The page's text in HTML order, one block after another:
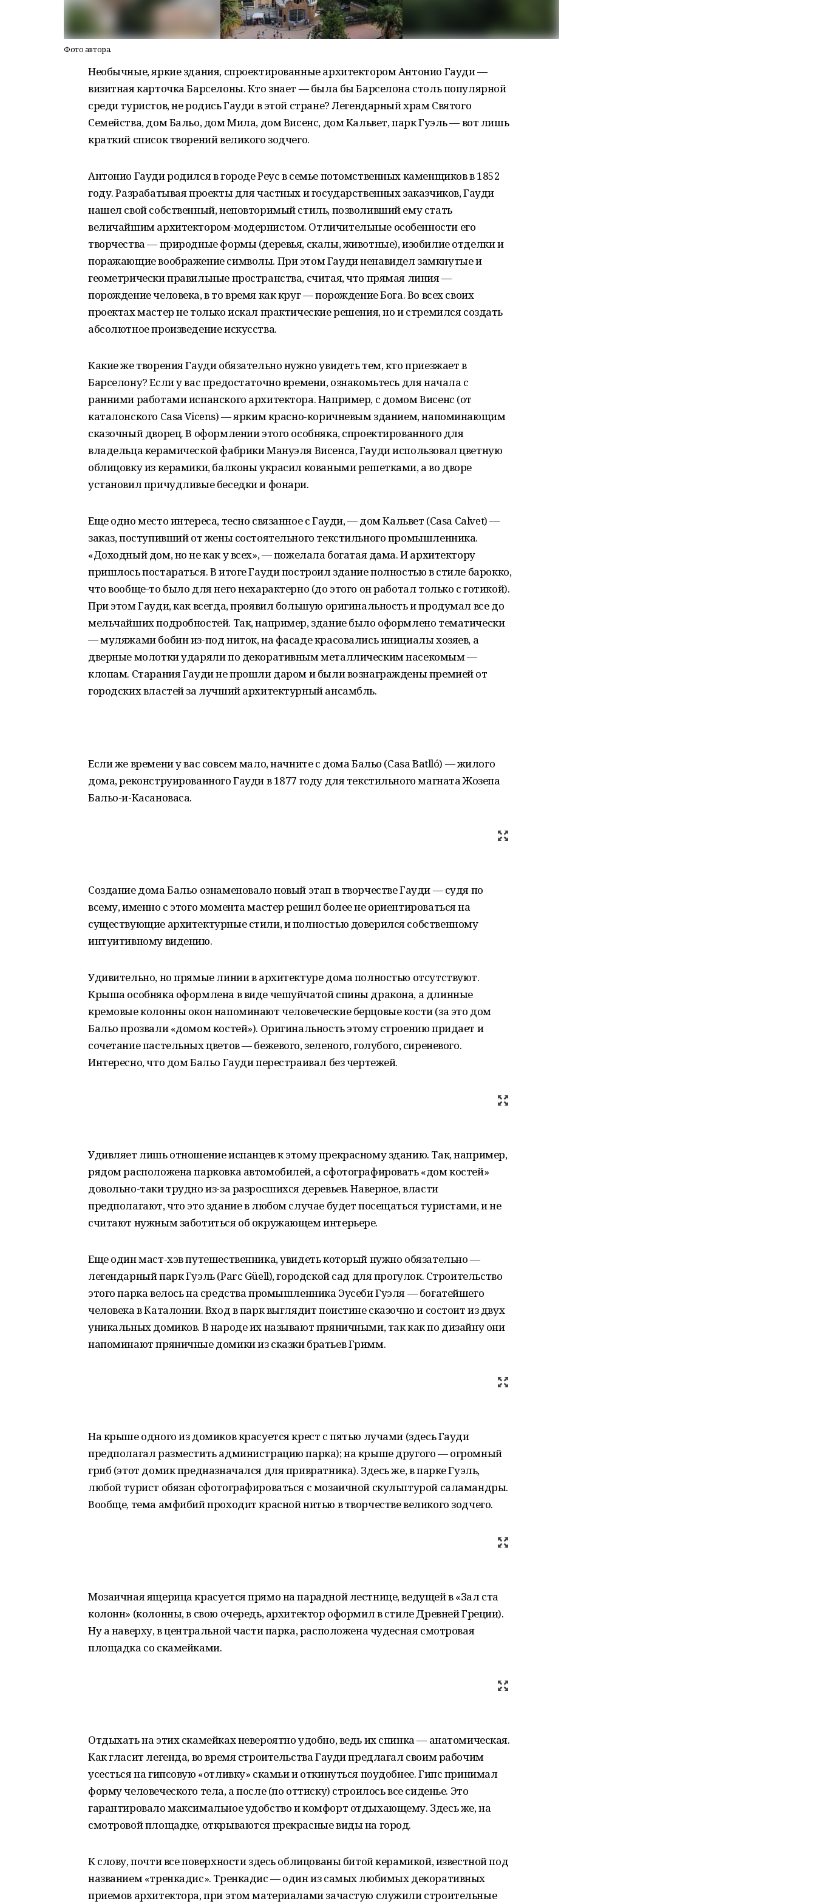
Фото автора.
Необычные, яркие здания, спроектированные архитектором Антонио Гауди —
визитная карточка Барселоны. Кто знает — была бы Барселона столь популярной
среди туристов, не родись Гауди в этой стране? Легендарный храм Святого
Семейства, дом Бальо, дом Мила, дом Висенс, дом Кальвет, парк Гуэль — вот лишь
краткий список творений великого зодчего.
Антонио Гауди родился в городе Реус в семье потомственных каменщиков в 1852
году. Разрабатывая проекты для частных и государственных заказчиков, Гауди
нашел свой собственный, неповторимый стиль, позволивший ему стать
величайшим архитектором-модернистом. Отличительные особенности его
творчества — природные формы (деревья, скалы, животные), изобилие отделки и
поражающие воображение символы. При этом Гауди ненавидел замкнутые и
геометрически правильные пространства, считая, что прямая линия —
порождение человека, в то время как круг — порождение Бога. Во всех своих
проектах мастер не только искал практические решения, но и стремился создать
абсолютное произведение искусства.
Какие же творения Гауди обязательно нужно увидеть тем, кто приезжает в
Барселону? Если у вас предостаточно времени, ознакомьтесь для начала с
ранними работами испанского архитектора. Например, с домом Висенс (от
каталонского Casa Vicens) — ярким красно-коричневым зданием, напоминающим
сказочный дворец. В оформлении этого особняка, спроектированного для
владельца керамической фабрики Мануэля Висенса, Гауди использовал цветную
облицовку из керамики, балконы украсил коваными решетками, а во дворе
установил причудливые беседки и фонари.
Еще одно место интереса, тесно связанное с Гауди, — дом Кальвет (Casa Calvet) —
заказ, поступивший от жены состоятельного текстильного промышленника.
«Доходный дом, но не как у всех», — пожелала богатая дама. И архитектору
пришлось постараться. В итоге Гауди построил здание полностью в стиле барокко,
что вообще-то было для него нехарактерно (до этого он работал только с готикой).
При этом Гауди, как всегда, проявил большую оригинальность и продумал все до
мельчайших подробностей. Так, например, здание было оформлено тематически
— муляжами бобин из-под ниток, на фасаде красовались инициалы хозяев, а
дверные молотки ударяли по декоративным металлическим насекомым —
клопам. Старания Гауди не прошли даром и были вознаграждены премией от
городских властей за лучший архитектурный ансамбль.
Если же времени у вас совсем мало, начните с дома Бальо (Casa Batlló) — жилого
дома, реконструированного Гауди в 1877 году для текстильного магната Жозепа
Бальо-и-Касановаса.
Создание дома Бальо ознаменовало новый этап в творчестве Гауди — судя по
всему, именно с этого момента мастер решил более не ориентироваться на
существующие архитектурные стили, и полностью доверился собственному
интуитивному видению.
Удивительно, но прямые линии в архитектуре дома полностью отсутствуют.
Крыша особняка оформлена в виде чешуйчатой спины дракона, а длинные
кремовые колонны окон напоминают человеческие берцовые кости (за это дом
Бальо прозвали «домом костей»). Оригинальность этому строению придает и
сочетание пастельных цветов — бежевого, зеленого, голубого, сиреневого.
Интересно, что дом Бальо Гауди перестраивал без чертежей.
Удивляет лишь отношение испанцев к этому прекрасному зданию. Так, например,
рядом расположена парковка автомобилей, а сфотографировать «дом костей»
довольно-таки трудно из-за разросшихся деревьев. Наверное, власти
предполагают, что это здание в любом случае будет посещаться туристами, и не
считают нужным заботиться об окружающем интерьере.
Еще один маст-хэв путешественника, увидеть который нужно обязательно —
легендарный парк Гуэль (Parc Güell), городской сад для прогулок. Строительство
этого парка велось на средства промышленника Эусеби Гуэля — богатейшего
человека в Каталонии. Вход в парк выглядит поистине сказочно и состоит из двух
уникальных домиков. В народе их называют пряничными, так как по дизайну они
напоминают пряничные домики из сказки братьев Гримм.
На крыше одного из домиков красуется крест с пятью лучами (здесь Гауди
предполагал разместить администрацию парка); на крыше другого — огромный
гриб (этот домик предназначался для привратника). Здесь же, в парке Гуэль,
любой турист обязан сфотографироваться с мозаичной скульптурой саламандры.
Вообще, тема амфибий проходит красной нитью в творчестве великого зодчего.
Мозаичная ящерица красуется прямо на парадной лестнице, ведущей в «Зал ста
колонн» (колонны, в свою очередь, архитектор оформил в стиле Древней Греции).
Ну а наверху, в центральной части парка, расположена чудесная смотровая
площадка со скамейками.
Отдыхать на этих скамейках невероятно удобно, ведь их спинка — анатомическая.
Как гласит легенда, во время строительства Гауди предлагал своим рабочим
усесться на гипсовую «отливку» скамьи и откинуться поудобнее. Гипс принимал
форму человеческого тела, а после (по оттиску) строилось все сиденье. Это
гарантировало максимальное удобство и комфорт отдыхающему. Здесь же, на
смотровой площадке, открываются прекрасные виды на город.
К слову, почти все поверхности здесь облицованы битой керамикой, известной под
названием «тренкадис». Тренкадис — один из самых любимых декоративных
приемов архитектора, при этом материалами зачастую служили строительные